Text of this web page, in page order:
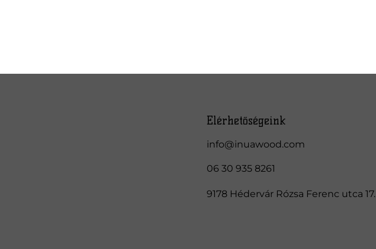
Elérhetőségeink
info@inuawood.com
06 30 935 8261
9178 Hédervár Rózsa Ferenc utca 17.